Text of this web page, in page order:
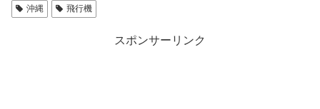
沖縄 飛行機
スポンサーリンク